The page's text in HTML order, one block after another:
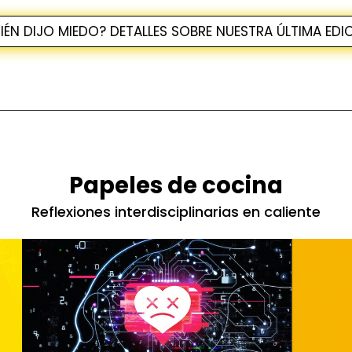
DIJO MIEDO? DETALLES SOBRE NUESTRA ÚLTIMA
Papeles de cocina
Reflexiones interdisciplinarias en caliente